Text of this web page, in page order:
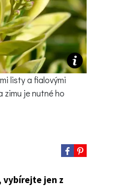
listy a fialovými
zimu je nutné ho
vybírejte jen z